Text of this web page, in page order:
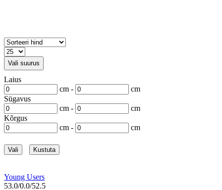
Vali suurus
Laius
cm -
cm
Sügavus
cm -
cm
Kõrgus
cm -
cm
Vali Kustuta
Young Users
53.0/0.0/52.5